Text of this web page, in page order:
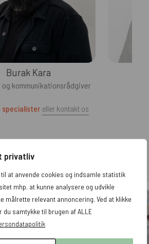
privatliv
at anvende cookies og indsamle statistik
mhp. at kunne analysere og udvikle
målrette relevant annoncering. Ved at klikke
du samtykke til brugen af ALLE
Burak Kara
og kommunikationsrådgiver
specialister eller kontakt os
på glade kunder